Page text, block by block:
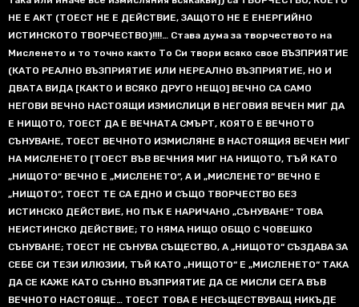
НЕ Е АКТ (ТОЕСТ НЕ Е ДЕЙСТВИЕ, ЗАЩОТО НЕ Е ЕНЕРГИЙНО
ИСТИНСКОТО ТВОРЧЕСТВО)!!!!… Става дума за творчеството на
Мисленето и то точно както То Си твори всяко свое ВЪЗПРИЯТИЕ
(КАТО РЕАЛНО ВЪЗПРИЯТИЕ ИЛИ НЕРЕАЛНО ВЪЗПРИЯТИЕ, НО И
ДВАТА ВИДА [КАКТО И ВСЯКО ДРУГО НЕЩО] ВЕЧНО СА САМО
НЕГОВИ ВЕЧНО НАСТОЯЩИ ИЗМИСЛИЦИ В НЕГОВИЯ ВЕЧЕН МИГ ДА
Е НИЩОТО, ТОЕСТ ДА Е ВЕЧНАТА СМЪРТ, КОЯТО Е ВЕЧНОТО
СЪНУВАНЕ, ТОЕСТ ВЕЧНОТО ИЗМИСЛЯНЕ В НАСТОЯЩИЯ ВЕЧЕН МИГ
НА МИСЛЕНЕТО [ТОЕСТ ВЪВ ВЕЧНИЯ МИГ НА НИЩОТО, ТЪЙ КАТО
„НИЩОТО“ ВЕЧНО Е „МИСЛЕНЕТО“, А И „МИСЛЕНЕТО“ ВЕЧНО Е
„НИЩОТО“, ТОЕСТ ТЕ СА ЕДНО И СЪЩО ТВОРЧЕСТВО БЕЗ
ИСТИНСКО ДЕЙСТВИЕ, НО ПЪК Е НАРИЧАНО „СЪНУВАНЕ“ ТОВА
НЕИСТИНСКО ДЕЙСТВИЕ; ТО НЯМА НИЩО ОБЩО С ЧОВЕШКО
СЪНУВАНЕ; ТОЕСТ НЕ СЪНУВА СЪЩЕСТВО, А „НИЩОТО“ СЪЗДАВА ЗА
СЕБЕ СИ ТЕЗИ ИЛЮЗИИ, ТЪЙ КАТО „НИЩОТО“ Е „МИСЛЕНЕТО“ ТАКА
ДА СЕ КАЖЕ КАТО СЪННО ВЪЗПРИЯТИЕ ДА СЕ МИСЛИ СЕГА ВЪВ
ВЕЧНОТО НАСТОЯЩЕ… ТОЕСТ ТОВА Е НЕСЪЩЕСТВУВАЩ НИКЪДЕ